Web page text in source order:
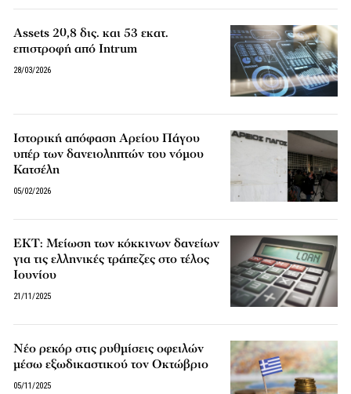
Assets 20,8 δις. και 53 εκατ.
επιστροφή από Intrum
28/03/2026
Ιστορική απόφαση Αρείου Πάγου
υπέρ των δανειοληπτών του νόμου
Κατσέλη
05/02/2026
ΕΚΤ: Μείωση των κόκκινων δανείων
για τις ελληνικές τράπεζες στο τέλος
Ιουνίου
21/11/2025
Νέο ρεκόρ στις ρυθμίσεις οφειλών
μέσω εξωδικαστικού τον Οκτώβριο
05/11/2025